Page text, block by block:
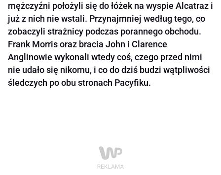
mężczyźni położyli się do łóżek na wyspie Alcatraz i
już z nich nie wstali. Przynajmniej według tego, co
zobaczyli strażnicy podczas porannego obchodu.
Frank Morris oraz bracia John i Clarence
Anglinowie wykonali wtedy coś, czego przed nimi
nie udało się nikomu, i co do dziś budzi wątpliwości
śledczych po obu stronach Pacyfiku.